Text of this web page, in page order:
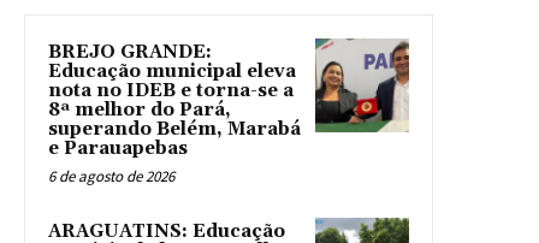
BREJO GRANDE:
Educação municipal eleva
nota no IDEB e torna-se a
8ª melhor do Pará,
superando Belém, Marabá
e Parauapebas
6 de agosto de 2026
ARAGUATINS: Educação